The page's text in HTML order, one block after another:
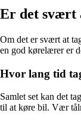
Er det svært
Om det er svært at
en god kørelærer er
Hvor lang tid
Samlet set kan det
til at køre bil. Vær